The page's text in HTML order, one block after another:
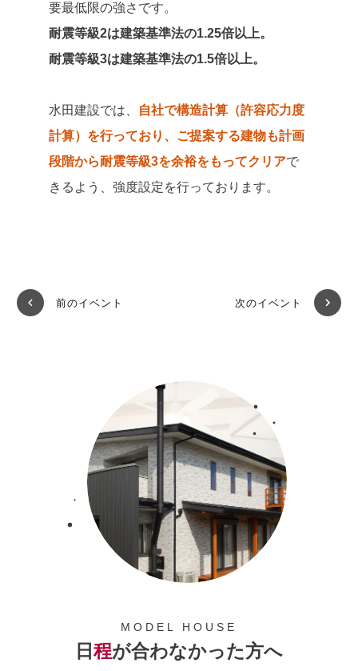
要最低限の強さです。
耐震等級2は建築基準法の1.25倍以上。
耐震等級3は建築基準法の1.5倍以上。
水田建設では、
自社で構造計算（許容応力度
計算）を行っており、ご提案する建物も計画
段階から耐震等級3を余裕をもってクリアで
きるよう、強度設定を行っております。
前のイベント 次のイベント
MODEL HOUSE
日程が合わなかった方へ